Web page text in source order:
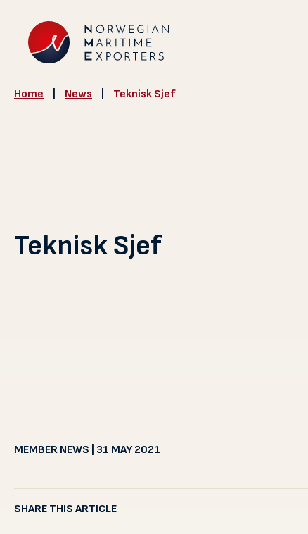
Home News Teknisk Sjef
Teknisk Sjef
MEMBER NEWS | 31 MAY 2021
SHARE THIS ARTICLE